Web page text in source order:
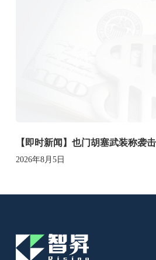
【即时新闻】也门胡塞武装称袭
2026年8月5日